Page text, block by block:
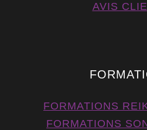
AVIS
FORMATIONS
FORMATIONS